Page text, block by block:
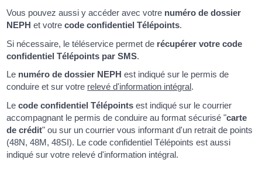
Vous pouvez aussi y accéder avec votre numéro de dossier
NEPH et votrecode confidentiel Télépoints.
Si nécessaire, le téléservice permet de récupérer votre code
confidentiel Télépoints par SMS.
Le numéro de dossier NEPH est indiqué sur le permis de
conduire et sur votre relevé d'information intégral.
Lecode confidentiel Télépoints est indiqué sur le courrier
accompagnant le permis de conduire au format sécurisé "carte
de crédit" ou sur un courrier vous informant d'un retrait de points
(48N, 48M, 48SI). Le code confidentiel Télépoints est aussi
indiqué sur votre relevé d'information intégral.